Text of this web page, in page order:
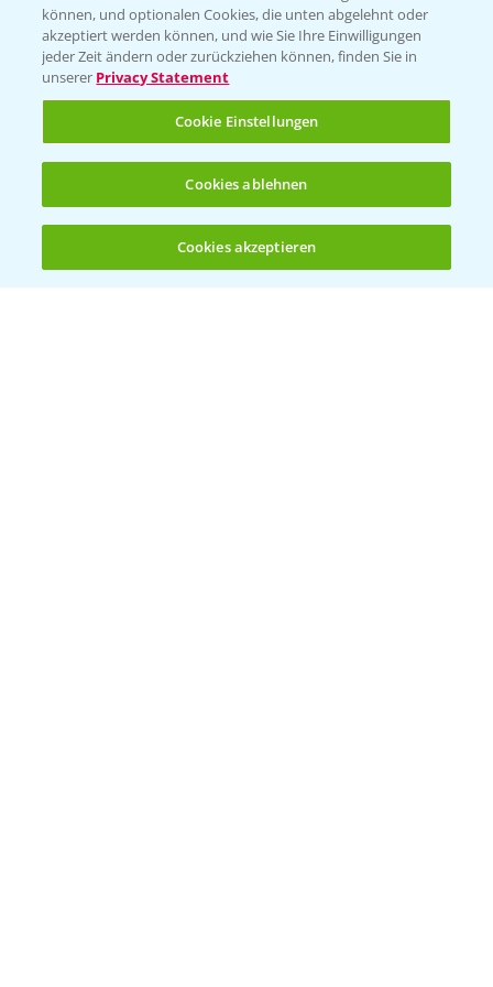
(noch 4)
Wetter Aktuell
BROSCHÜREN
Saatgut
Sonderkulturen
Verantwortung & Sorgfalt
können, und optionalen Cookies, die unten abgelehnt oder
akzeptiert werden können, und wie Sie Ihre Einwilligungen
jeder Zeit ändern oder zurückziehen können, finden Sie in
unserer Privacy Statement
Cookie Einstellungen
Cookies ablehnen
Cookies akzeptieren